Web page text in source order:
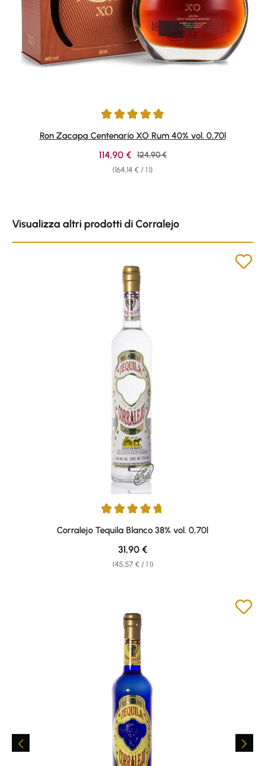
Ron Zacapa Centenario XO Rum 40% vol. 0,70l
(164,14 € / 1 l)
Sale price:
114,90 € Regular price:
124,90 €
Visualizza altri prodotti di Corralejo
Average rating of 4.82 out of 5 stars
Corralejo Tequila Blanco 38% vol. 0,70l
(45,57 € / 1 l)
Regular price:
31,90 €